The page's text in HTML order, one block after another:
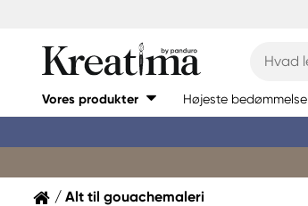
Vores produkter Højeste bedømmelse
Alt til gouachemaleri